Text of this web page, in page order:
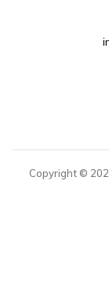
Copyright ©